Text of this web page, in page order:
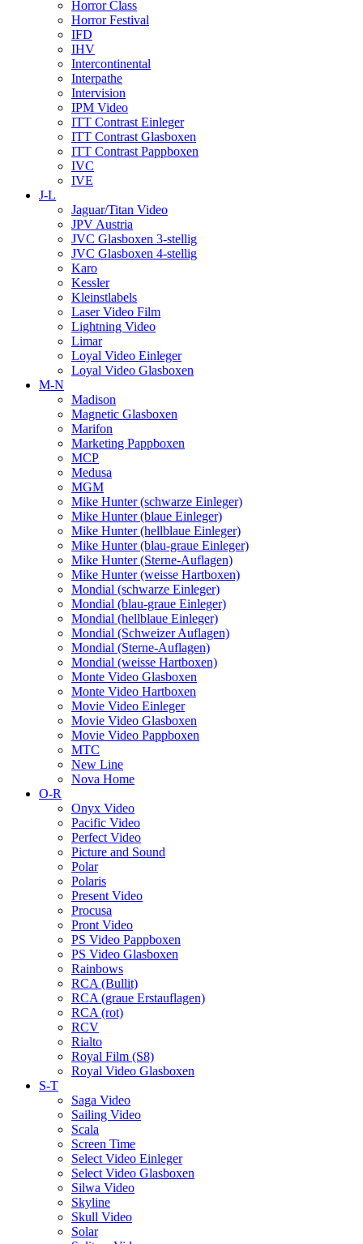
Horror Class
Horror Festival
IFD
IHV
Intercontinental
Interpathe
Intervision
IPM Video
ITT Contrast Einleger
ITT Contrast Glasboxen
ITT Contrast Pappboxen
IVC
IVE
J-L
Jaguar/Titan Video
JPV Austria
JVC Glasboxen 3-stellig
JVC Glasboxen 4-stellig
Karo
Kessler
Kleinstlabels
Laser Video Film
Lightning Video
Limar
Loyal Video Einleger
Loyal Video Glasboxen
M-N
Madison
Magnetic Glasboxen
Marifon
Marketing Pappboxen
MCP
Medusa
MGM
Mike Hunter (schwarze Einleger)
Mike Hunter (blaue Einleger)
Mike Hunter (hellblaue Einleger)
Mike Hunter (blau-graue Einleger)
Mike Hunter (Sterne-Auflagen)
Mike Hunter (weisse Hartboxen)
Mondial (schwarze Einleger)
Mondial (blau-graue Einleger)
Mondial (hellblaue Einleger)
Mondial (Schweizer Auflagen)
Mondial (Sterne-Auflagen)
Mondial (weisse Hartboxen)
Monte Video Glasboxen
Monte Video Hartboxen
Movie Video Einleger
Movie Video Glasboxen
Movie Video Pappboxen
MTC
New Line
Nova Home
O-R
Onyx Video
Pacific Video
Perfect Video
Picture and Sound
Polar
Polaris
Present Video
Procusa
Pront Video
PS Video Pappboxen
PS Video Glasboxen
Rainbows
RCA (Bullit)
RCA (graue Erstauflagen)
RCA (rot)
RCV
Rialto
Royal Film (S8)
Royal Video Glasboxen
S-T
Saga Video
Sailing Video
Scala
Screen Time
Select Video Einleger
Select Video Glasboxen
Silwa Video
Skyline
Skull Video
Solar